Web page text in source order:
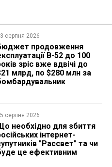
серпня 2026
продовження
B-52 до 100
зріс вже вдвічі до
млрд, по $280 млн за
серпня 2026
необхідно для збиття
інтернет-
"Рассвет" та чи
це ефективним